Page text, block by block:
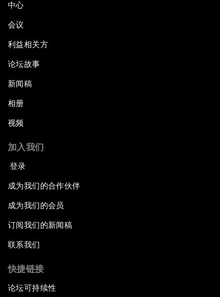
中心
会议
利益相关方
论坛故事
新闻稿
相册
视频
加入我们
登录
成为我们的合作伙伴
成为我们的会员
订阅我们的新闻稿
联系我们
快捷链接
论坛可持续性